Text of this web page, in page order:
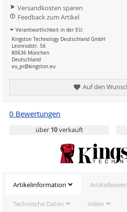
Versandkosten sparen
Feedback zum Artikel
Verantwortlichkeit in der EU:
Kingston Technology Deutschland GmbH
Leonrodstr. 56
80636 München
Deutschland
eu_pr@kingston.eu
Auf den
0 Bewertungen
über 10verkauft
Artikelinformation
Technische Daten Video